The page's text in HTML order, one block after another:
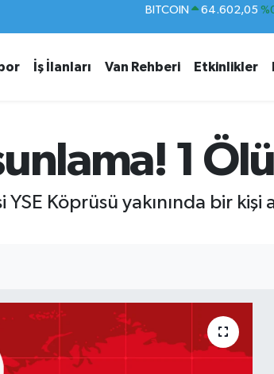
DOLAR 47,6006
STERLİN 64,2398
BITCOIN 64.602,05
İş İlanları Van Rehberi Etkinlikler
1
Köprüsü yakınında bir kişi